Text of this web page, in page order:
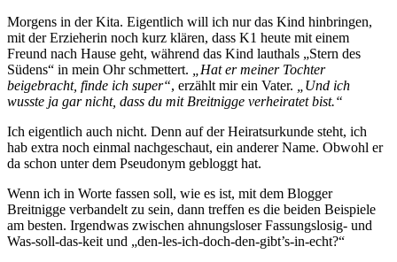
Morgens in der Kita. Eigentlich will ich nur das Kind hinbringen,
mit der Erzieherin noch kurz klären, dass K1 heute mit einem
Freund nach Hause geht, während das Kind lauthals „Stern des
Südens“ in mein Ohr schmettert.
„Hat er meiner Tochter
beigebracht, finde ich super“, erzählt mir ein Vater.
„Und ich
wusste ja gar nicht, dass du mit Breitnigge verheiratet bist.“
Ich eigentlich auch nicht. Denn auf der Heiratsurkunde steht, ich
hab extra noch einmal nachgeschaut, ein anderer Name. Obwohl er
da schon unter dem Pseudonym gebloggt hat.
Wenn ich in Worte fassen soll, wie es ist, mit dem Blogger
Breitnigge verbandelt zu sein, dann treffen es die beiden Beispiele
am besten. Irgendwas zwischen ahnungsloser Fassungslosig- und
Was-soll-das-keit und „den-les-ich-doch-den-gibt’s-in-echt?“